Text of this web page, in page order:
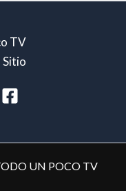
TV
Sitio
UN POCO TV